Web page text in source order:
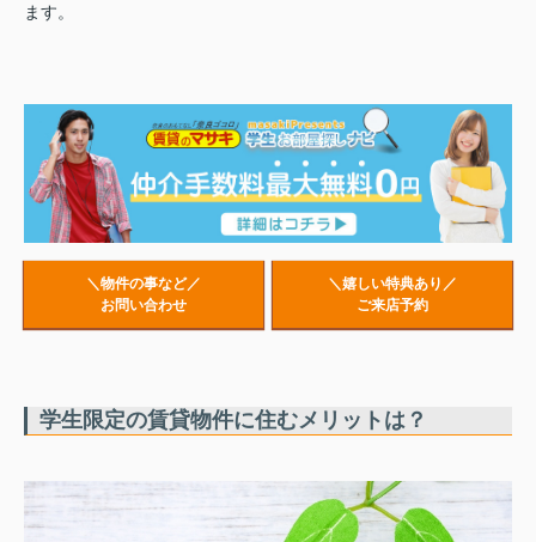
ます。
＼物件の事など／
お問い合わせ
＼嬉しい特典あり／
ご来店予約
学生限定の賃貸物件に住むメリットは？